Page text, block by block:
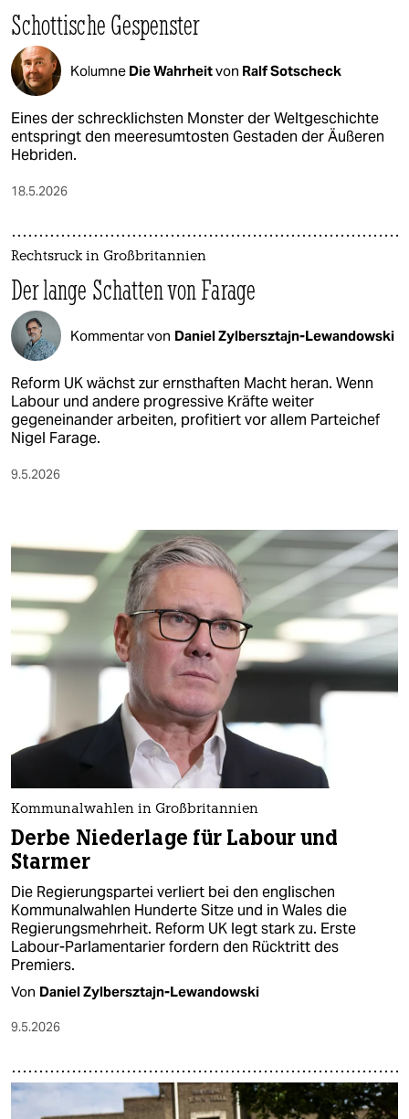
Schottische Gespenster
Kolumne Die Wahrheitvon Ralf Sotscheck
Eines der schrecklichsten Monster der Weltgeschichte
entspringt den meeresumtosten Gestaden der Äußeren
Hebriden.
18.5.2026
Rechtsruck in Großbritannien
Der lange Schatten von Farage
Kommentar von Daniel Zylbersztajn-Lewandowski
Reform UK wächst zur ernsthaften Macht heran. Wenn
Labour und andere progressive Kräfte weiter
gegeneinander arbeiten, profitiert vor allem Parteichef
Nigel Farage.
9.5.2026
Kommunalwahlen in Großbritannien
Derbe Niederlage für Labour und
Starmer
Die Regierungspartei verliert bei den englischen
Kommunalwahlen Hunderte Sitze und in Wales die
Regierungsmehrheit. Reform UK legt stark zu. Erste
Labour-Parlamentarier fordern den Rücktritt des
Premiers.
Von Daniel Zylbersztajn-Lewandowski
9.5.2026